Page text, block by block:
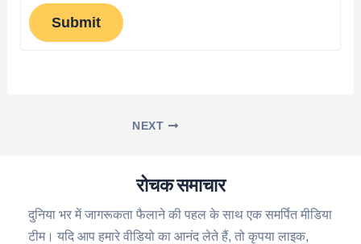
Submit
NEXT
रोचक समाचार
दुनिया भर में जागरूकता फैलाने की पहल के साथ एक समर्पित मीडिया
टीम। यदि आप हमारे वीडियो का आनंद लेते हैं, तो कृपया लाइक,